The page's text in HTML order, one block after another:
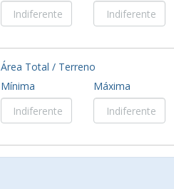
Área Total / Terreno
Mínima
Máxima